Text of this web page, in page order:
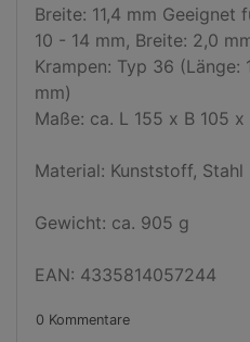
Breite: 11,4 mm Geeignet
10 - 14 mm, Breite: 2,0
Krampen: Typ 36 (Länge:
mm)
Maße: ca. L 155 x B 105
Material: Kunststoff, Stahl
Gewicht: ca. 905 g
EAN: 4335814057244
0 Kommentare